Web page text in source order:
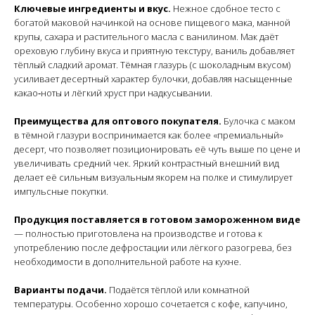
Ключевые ингредиенты и вкус. Нежное сдобное тесто с
богатой маковой начинкой на основе пищевого мака, манной
крупы, сахара и растительного масла с ванилином. Мак даёт
ореховую глубину вкуса и приятную текстуру, ваниль добавляет
тёплый сладкий аромат. Тёмная глазурь (с шоколадным вкусом)
усиливает десертный характер булочки, добавляя насыщенные
какао‑ноты и лёгкий хруст при надкусывании.
Преимущества для оптового покупателя. Булочка с маком
в тёмной глазури воспринимается как более «премиальный»
десерт, что позволяет позиционировать её чуть выше по цене и
увеличивать средний чек. Яркий контрастный внешний вид
делает её сильным визуальным якорем на полке и стимулирует
импульсные покупки.
Продукция поставляется в готовом замороженном виде
— полностью приготовлена на производстве и готова к
употреблению после дефростации или лёгкого разогрева, без
необходимости в дополнительной работе на кухне.
Варианты подачи. Подаётся тёплой или комнатной
температуры. Особенно хорошо сочетается с кофе, капучино,